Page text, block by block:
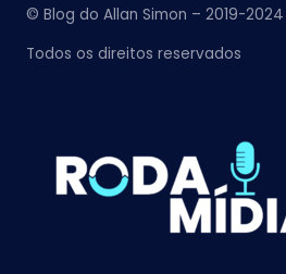
© Blog do Allan Simon – 2019-2024
Todos os direitos reservados